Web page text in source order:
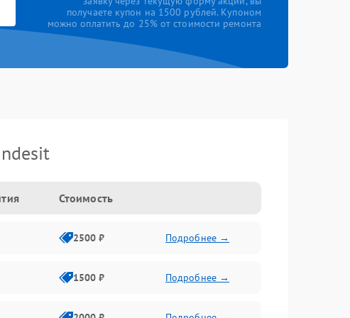
получаете купон на 1500 рублей. Купоном
можно оплатить до 25% от стоимости ремонта
Стоимость
2500 ₽ Подробнее →
1500 ₽ Подробнее →